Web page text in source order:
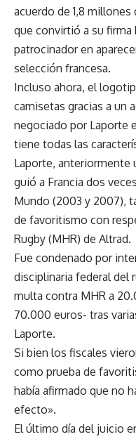
acuerdo de 1,8
que convirtió a su
patrocinador en
selección francesa.
Incluso ahora, el
camisetas gracias a un
negociado por Laporte
tiene todas las
Laporte, anteriormente
guió a Francia dos
Mundo (2003 y 2007),
de favoritismo con
Rugby (MHR) de Altrad.
Fue condenado por
disciplinaria federal del
multa contra MHR a
70.000 euros- tras
Laporte.
Si bien los fiscales
como prueba de
había afirmado que no
efecto».
El último día del juicio